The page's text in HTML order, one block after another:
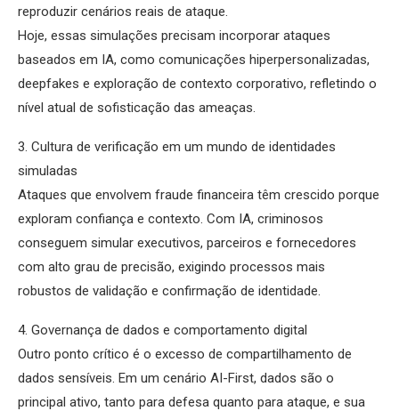
reproduzir cenários reais de ataque.
Hoje, essas simulações precisam incorporar ataques
baseados em IA, como comunicações hiperpersonalizadas,
deepfakes e exploração de contexto corporativo, refletindo o
nível atual de sofisticação das ameaças.
3. Cultura de verificação em um mundo de identidades
simuladas
Ataques que envolvem fraude financeira têm crescido porque
exploram confiança e contexto. Com IA, criminosos
conseguem simular executivos, parceiros e fornecedores
com alto grau de precisão, exigindo processos mais
robustos de validação e confirmação de identidade.
4. Governança de dados e comportamento digital
Outro ponto crítico é o excesso de compartilhamento de
dados sensíveis. Em um cenário AI-First, dados são o
principal ativo, tanto para defesa quanto para ataque, e sua